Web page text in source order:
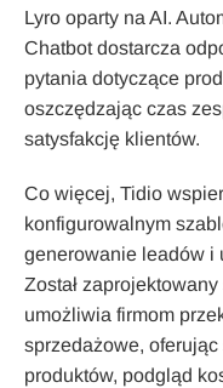
Lyro oparty na AI.
Chatbot dostarcza
pytania dotyczące
oszczędzając czas
satysfakcję klientów.
Co więcej, Tidio
konfigurowalnym
generowanie leadów i
Został
umożliwia firmom
sprzedażowe,
produktów, podgląd